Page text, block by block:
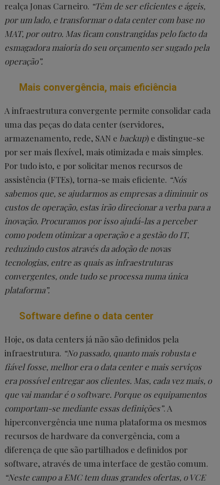
realça Jonas Carneiro. “Têm de ser eficientes e ágeis,
por um lado, e transformar o data center com base no
MAT, por outro. Mas ficam constrangidas pelo facto da
esmagadora maioria do seu orçamento ser sugado pela
operação”.
Mais convergência, mais eficiência
A infraestrutura convergente permite consolidar cada
uma das peças do data center (servidores,
armazenamento, rede, SAN e backup) e distingue-se
por ser mais flexível, mais otimizada e mais simples.
Por tudo isto, e por solicitar menos recursos de
assistência (FTEs), torna-se mais eficiente. “Nós
sabemos que, se ajudarmos as empresas a diminuir os
custos de operação, estas irão direcionar a verba para a
inovação. Procuramos por isso ajudá-las a perceber
como podem otimizar a operação e a gestão do IT,
reduzindo custos através da adoção de novas
tecnologias, entre as quais as infraestruturas
convergentes, onde tudo se processa numa única
plataforma”.
Software define o data center
Hoje, os data centers já não são definidos pela
infraestrutura. “No passado, quanto mais robusta e
fiável fosse, melhor era o data center e mais serviços
era possível entregar aos clientes. Mas, cada vez mais, o
que vai mandar é o software. Porque os equipamentos
comportam-se mediante essas definições”. A
hiperconvergência une numa plataforma os mesmos
recursos de hardware da convergência, com a
diferença de que são partilhados e definidos por
software, através de uma interface de gestão comum.
“Neste campo a EMC tem duas grandes ofertas, o VCE